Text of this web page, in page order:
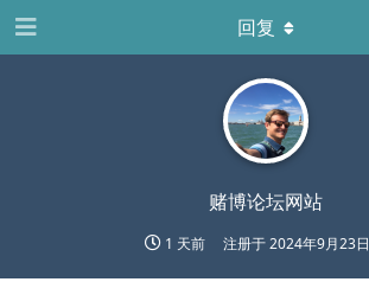
赌博论坛网站
1 天前 注册于2024年9月23日
回复